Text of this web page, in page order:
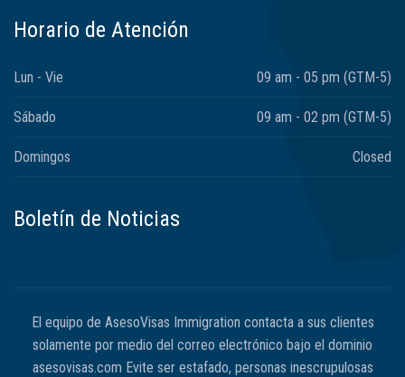
Horario de Atención
Lun - Vie 09 am - 05 pm (GTM-5)
Sábado 09 am - 02 pm (GTM-5)
Domingos Closed
Boletín de Noticias
El equipo de AsesoVisas Immigration contacta a sus clientes
solamente por medio del correo electrónico bajo el dominio
asesovisas.com Evite ser estafado, personas inescrupulosas